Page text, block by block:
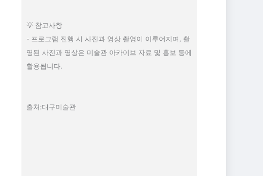
💡 참고사항
- 프로그램 진행 시 사진과 영상 촬영이 이루어지며, 촬
영된 사진과 영상은 미술관 아카이브 자료 및 홍보 등에
활용됩니다.
출처:대구미술관